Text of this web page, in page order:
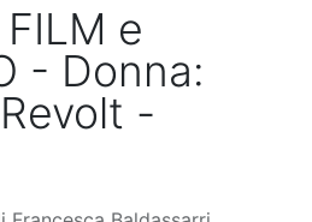
e
- Donna:
-